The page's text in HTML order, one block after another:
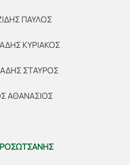
ΠΑΥΛΟΣ
ΚΥΡΙΑΚΟΣ
ΣΤΑΥΡΟΣ
ΑΘΑΝΑΣΙΟΣ